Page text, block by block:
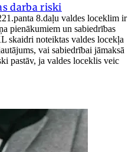
darba riski
8.daļu valdes loceklim ir
pienākumiem un sabiedrības
skaidri noteiktas valdes locekļa
vai sabiedrībai jāmaksā
pastāv, ja valdes loceklis veic